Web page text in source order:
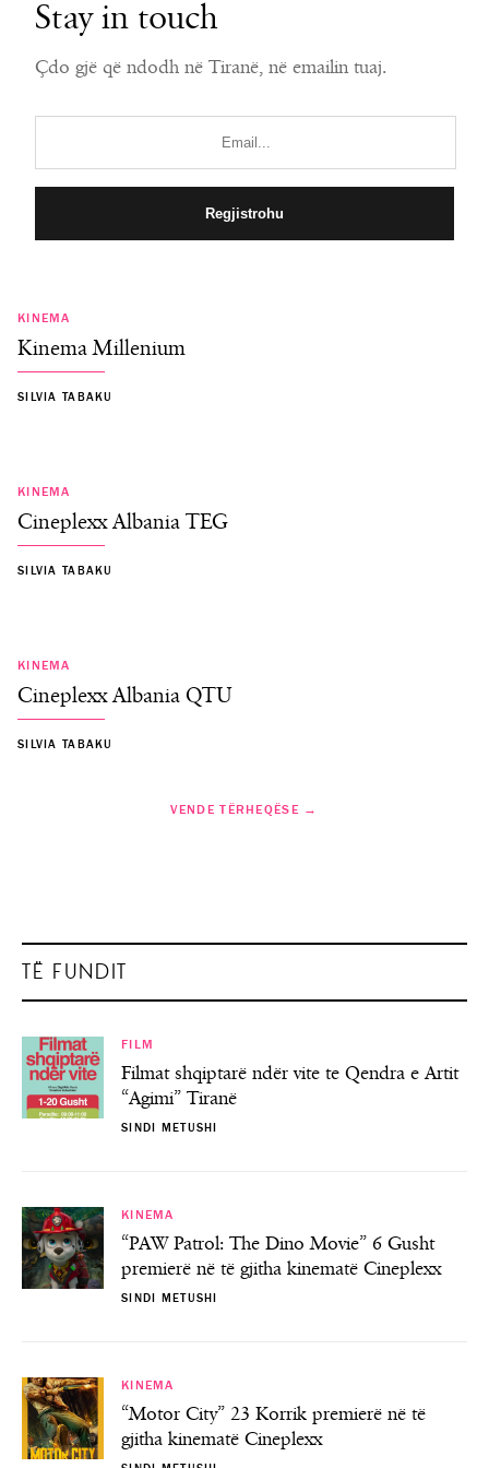
Stay in touch
Çdo gjë që ndodh në Tiranë, në emailin tuaj.
KINEMA
Kinema Millenium
SILVIA TABAKU
KINEMA
Cineplexx Albania TEG
SILVIA TABAKU
KINEMA
Cineplexx Albania QTU
SILVIA TABAKU
VENDE TËRHEQËSE →
TË FUNDIT
FILM
Filmat shqiptarë ndër vite te Qendra e Artit
“Agimi” Tiranë
SINDI METUSHI
KINEMA
“PAW Patrol: The Dino Movie” 6 Gusht
premierë në të gjitha kinematë Cineplexx
SINDI METUSHI
KINEMA
“Motor City” 23 Korrik premierë në të
gjitha kinematë Cineplexx